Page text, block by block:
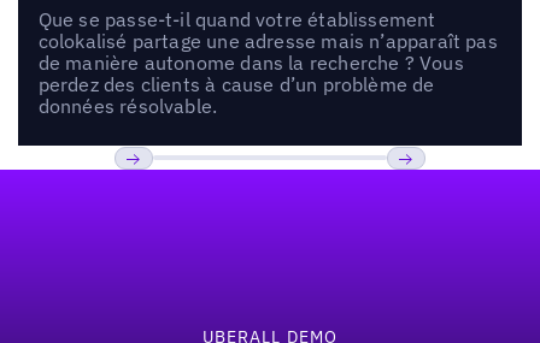
Que se passe-t-il quand votre établissement
colokalisé partage une adresse mais n’apparaît pas
de manière autonome dans la recherche ? Vous
perdez des clients à cause d’un problème de
données résolvable.
UBERALL DEMO